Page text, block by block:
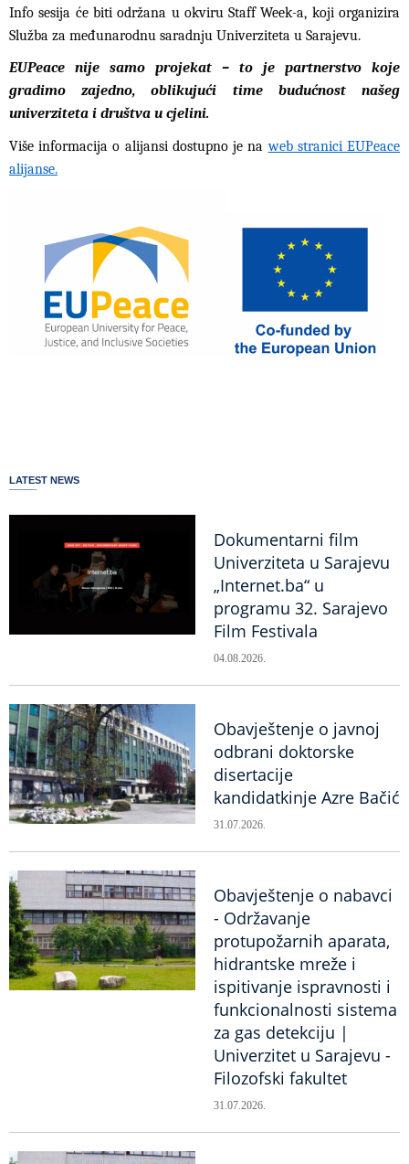
Info sesija će biti održana u okviru Staff Week-a, koji organizira
Služba za međunarodnu saradnju Univerziteta u Sarajevu.
EUPeace nije samo projekat – to je partnerstvo koje
gradimo zajedno, oblikujući time budućnost našeg
univerziteta i društva u cjelini.
Više informacija o alijansi dostupno je naweb stranici EUPeace
alijanse.
LATEST NEWS
Dokumentarni film
Univerziteta u Sarajevu
„Internet.ba“ u
programu 32. Sarajevo
Film Festivala
04.08.2026.
Obavještenje o javnoj
odbrani doktorske
disertacije
kandidatkinje Azre Bačić
31.07.2026.
Obavještenje o nabavci
- Održavanje
protupožarnih aparata,
hidrantske mreže i
ispitivanje ispravnosti i
funkcionalnosti sistema
za gas detekciju |
Univerzitet u Sarajevu -
Filozofski fakultet
31.07.2026.